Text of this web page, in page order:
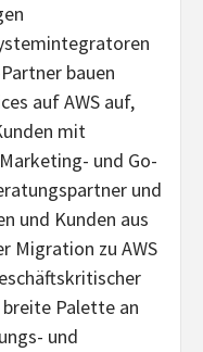
bauen
auf AWS auf,
mit
und Go-
und
und Kunden aus
Migration zu AWS
Palette an
und